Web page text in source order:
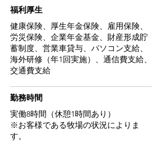
せ、報恩（社会）に報えるよう精進
く、そのご家族の方、そしてお客様
のみなさまと「共生」し、社会への
貢献を果たして参ります。
最後になりますが、本インタビュー
福利厚生
健康保険、厚生年金保険、雇用保険、
労災保険、企業年金基金、財産形成貯
蓄制度、営業車貸与、パソコン支給、
海外研修（年1回実施）、通信費支給、
交通費支給
勤務時間
実働8時間（休憩1時間あり）
※お客様である牧場の状況によりま
す。